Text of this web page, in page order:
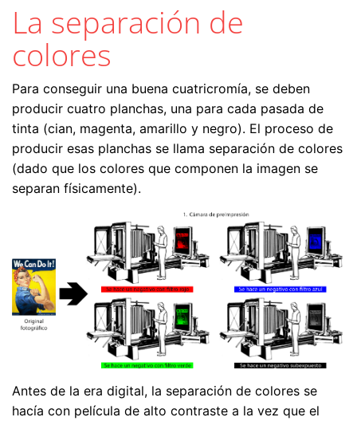
La separación de
colores
Para conseguir una buena cuatricromía, se deben
producir cuatro planchas, una para cada pasada de
tinta (cian, magenta, amarillo y negro). El proceso de
producir esas planchas se llama separación de colores
(dado que los colores que componen la imagen se
separan físicamente).
Antes de la era digital, la separación de colores se
hacía con película de alto contraste a la vez que el